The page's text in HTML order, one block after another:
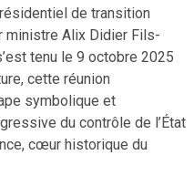
de transition
ministre Alix Didier Fils-
tenu le 9 octobre 2025
cette réunion
symbolique et
du contrôle de l’État
cœur historique du